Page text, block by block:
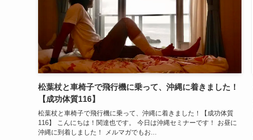
松葉杖と車椅子で飛行機に乗って、沖縄に着きました！
【成功体質116】
松葉杖と車椅子で飛行機に乗って、沖縄に着きました！【成功体質
116】 こんにちは！関達也です。 今日は沖縄セミナーです！ お昼に
沖縄に到着しました！ メルマガでもお...